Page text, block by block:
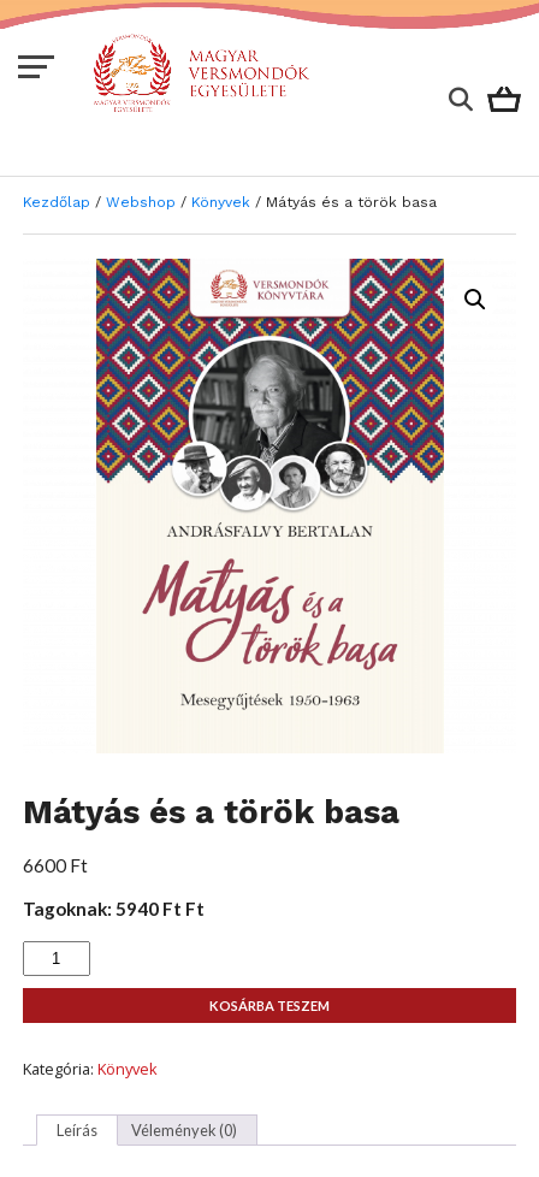
Kezdőlap / Webshop / Könyvek/ Mátyás és a török basa
Mátyás és a török basa
6600 Ft
Tagoknak: 5940 Ft Ft
Mátyás
és
a
basa
KOSÁRBA TESZEM
Kategória: Könyvek
Leírás Vélemények (0)